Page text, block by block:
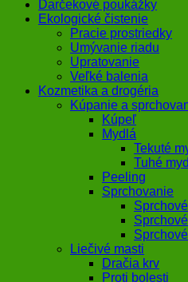
Darčekové poukážky
Ekologické čistenie
Pracie prostriedky
Umývanie riadu
Upratovanie
Veľké balenia
Kozmetika a drogéria
Kúpanie a
Kúpeľ
Mydlá
Tekuté
Tuhé
Peeling
Sprchovanie
Liečivé masti
Dračia krv
Proti bolesti